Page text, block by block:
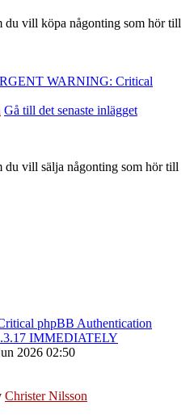
du vill köpa någonting som hör till
WARNING: Critical
Gå till det senaste inlägget
du vill sälja någonting som hör till
phpBB Authentication
IMMEDIATELY
2026 02:50
Christer Nilsson